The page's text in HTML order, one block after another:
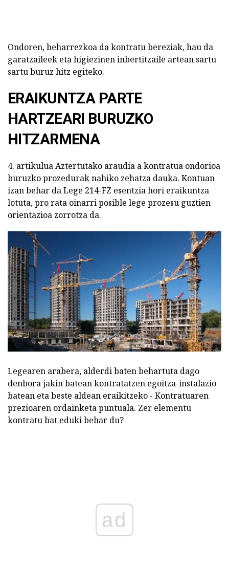
Ondoren, beharrezkoa da kontratu bereziak, hau da
garatzaileek eta higiezinen inbertitzaile artean sartu
sartu buruz hitz egiteko.
ERAIKUNTZA PARTE
HARTZEARI BURUZKO
HITZARMENA
4. artikulua Aztertutako araudia a kontratua ondorioa
buruzko prozedurak nahiko zehatza dauka. Kontuan
izan behar da Lege 214-FZ esentzia hori eraikuntza
lotuta, pro rata oinarri posible lege prozesu guztien
orientazioa zorrotza da.
Legearen arabera, alderdi baten behartuta dago
denbora jakin batean kontratatzen egoitza-instalazio
batean eta beste aldean eraikitzeko - Kontratuaren
prezioaren ordainketa puntuala. Zer elementu
kontratu bat eduki behar du?
ad